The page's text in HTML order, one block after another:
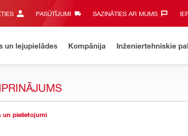
PASŪTĪJUMI SAZINĀTIES AR MUMS‎
un lejupielādes Kompānija Inženiertehniskie
un pielietojumi